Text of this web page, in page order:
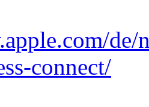
connect/